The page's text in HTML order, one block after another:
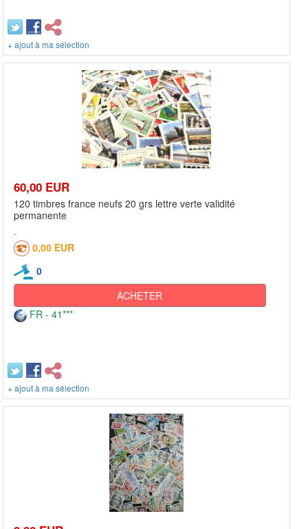
+ ajout à ma sélection
60,00 EUR
120 timbres france neufs 20 grs lettre verte validité
permanente
0,00 EUR
0
ACHETER
FR - 41***
+ ajout à ma sélection